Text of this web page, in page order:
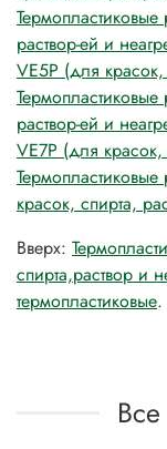
раствор-ей и
VE5P (для красок,
раствор-ей и
VE7P (для красок,
красок, спирта,
Вверх:
спирта,раствор и
термопластиковые.